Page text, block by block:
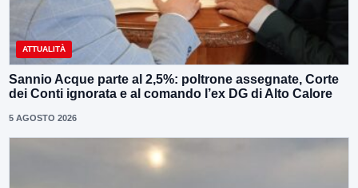
ATTUALITÀ
Sannio Acque parte al 2,5%: poltrone assegnate, Corte
dei Conti ignorata e al comando l’ex DG di Alto Calore
5 AGOSTO 2026